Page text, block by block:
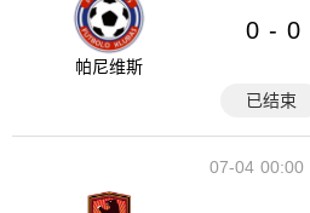
帕尼维斯
0 - 0
已结束
00:00
07-04